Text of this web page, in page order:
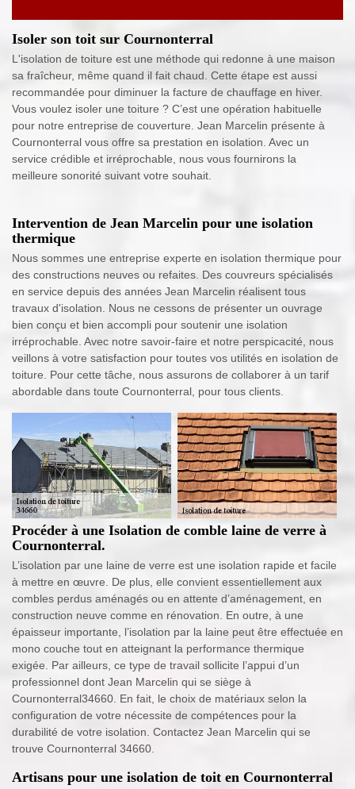
Isoler son toit sur Cournonterral
L'isolation de toiture est une méthode qui redonne à une maison
sa fraîcheur, même quand il fait chaud. Cette étape est aussi
recommandée pour diminuer la facture de chauffage en hiver.
Vous voulez isoler une toiture ? C’est une opération habituelle
pour notre entreprise de couverture. Jean Marcelin présente à
Cournonterral vous offre sa prestation en isolation. Avec un
service crédible et irréprochable, nous vous fournirons la
meilleure sonorité suivant votre souhait.
Intervention de Jean Marcelin pour une isolation
thermique
Nous sommes une entreprise experte en isolation thermique pour
des constructions neuves ou refaites. Des couvreurs spécialisés
en service depuis des années Jean Marcelin réalisent tous
travaux d'isolation. Nous ne cessons de présenter un ouvrage
bien conçu et bien accompli pour soutenir une isolation
irréprochable. Avec notre savoir-faire et notre perspicacité, nous
veillons à votre satisfaction pour toutes vos utilités en isolation de
toiture. Pour cette tâche, nous assurons de collaborer à un tarif
abordable dans toute Cournonterral, pour tous clients.
Procéder à une Isolation de comble laine de verre à
Cournonterral.
L’isolation par une laine de verre est une isolation rapide et facile
à mettre en œuvre. De plus, elle convient essentiellement aux
combles perdus aménagés ou en attente d’aménagement, en
construction neuve comme en rénovation. En outre, à une
épaisseur importante, l’isolation par la laine peut être effectuée en
mono couche tout en atteignant la performance thermique
exigée. Par ailleurs, ce type de travail sollicite l’appui d’un
professionnel dont Jean Marcelin qui se siège à
Cournonterral34660. En fait, le choix de matériaux selon la
configuration de votre nécessite de compétences pour la
durabilité de votre isolation. Contactez Jean Marcelin qui se
trouve Cournonterral 34660.
Artisans pour une isolation de toit en Cournonterral